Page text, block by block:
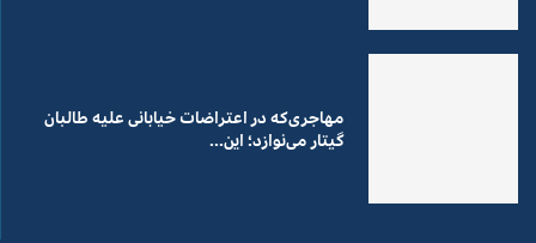
مهاجری‌که در اعتراضات خیابانی علیه طالبان
گیتار می‌نوازد؛ این...